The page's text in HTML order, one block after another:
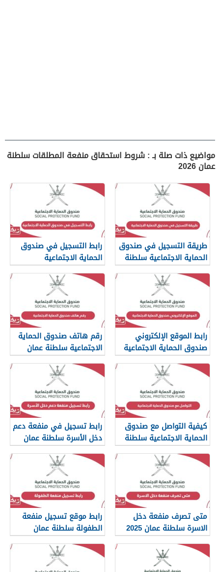
مواضيع ذات صلة بـ : شروط استحقاق منفعة المطلقات سلطنة
عمان 2026
طريقة التسجيل في صندوق
الحماية الاجتماعية سلطنة
عمان
رابط التسجيل في صندوق
الحماية الاجتماعية
www.spf.gov.om
رابط الموقع الإلكتروني
صندوق الحماية الاجتماعية
رقم هاتف صندوق الحماية
الاجتماعية سلطنة عمان
كيفية التواصل مع صندوق
الحماية الاجتماعية سلطنة
عمان
رابط تسجيل في منفعة دعم
دخل الأسرة سلطنة عمان
متى تصرف منفعة دخل
الاسرة سلطنة عمان 2025
رابط موقع تسجيل منفعة
الطفولة سلطنة عمان
spf.gov.om